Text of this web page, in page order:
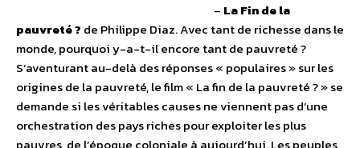
– La Fin de la
pauvreté ? de Philippe Diaz. Avec tant de richesse dans le
monde, pourquoi y-a-t-il encore tant de pauvreté ?
S’aventurant au-delà des réponses « populaires » sur les
origines de la pauvreté, le film « La fin de la pauvreté ? » se
demande si les véritables causes ne viennent pas d’une
orchestration des pays riches pour exploiter les plus